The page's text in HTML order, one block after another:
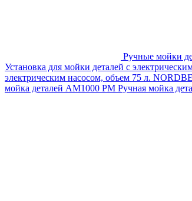
Ручные мойки
Установка для мойки деталей с
электрическим насосом, объем 75 л.
мойка деталей АМ1000 РМ Ручная мойка